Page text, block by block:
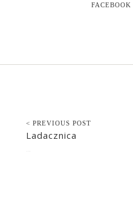
FACEBOOK
< PREVIOUS POST
Ladacznica